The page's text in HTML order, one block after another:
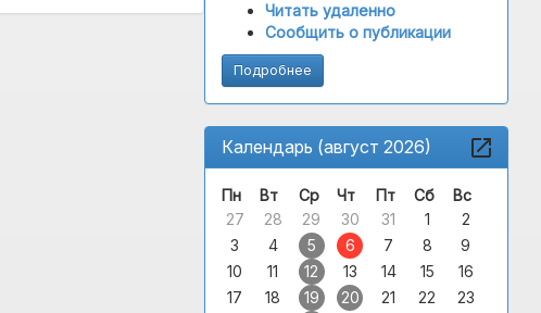
Читать удаленно
Сообщить о публикации
Подробнее
Календарь (август 2026)
Пн Вт Ср Чт Пт Сб
Вс
27
28 29 30 31 1
2
3
4 5 6 7 8
9
10
11 12 13 14 15
16
17
18 19 20 21 22
23